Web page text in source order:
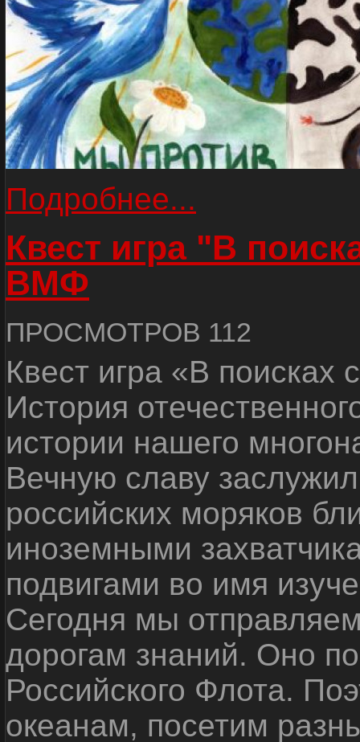
Подробнее...
Квест игра "В
ВМФ
ПРОСМОТРОВ 112
Квест игра «В
История
истории нашего
Вечную славу
российских моряков
иноземными
подвигами во имя
Сегодня мы
дорогам знаний. Оно
Российского Флота.
океанам, посетим